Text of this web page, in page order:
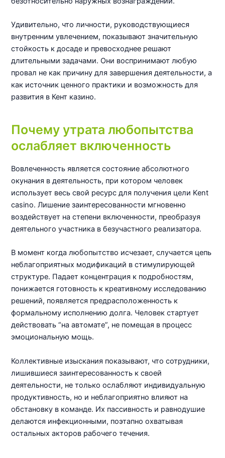
Удивительно, что личности, руководствующиеся
внутренним увлечением, показывают значительную
стойкость к досаде и превосходнее решают
длительными задачами. Они воспринимают любую
провал не как причину для завершения деятельности, а
как источник ценного практики и возможность для
развития в Кент казино.
Почему утрата любопытства
ослабляет включенность
Вовлеченность является состояние абсолютного
окунания в деятельность, при котором человек
использует весь свой ресурс для получения цели Kent
casino. Лишение заинтересованности мгновенно
воздействует на степени включенности, преобразуя
деятельного участника в безучастного реализатора.
В момент когда любопытство исчезает, случается цепь
неблагоприятных модификаций в стимулирующей
структуре. Падает концентрация к подробностям,
понижается готовность к креативному исследованию
решений, появляется предрасположенность к
формальному исполнению долга. Человек стартует
действовать “на автомате”, не помещая в процесс
эмоциональную мощь.
Коллективные изыскания показывают, что сотрудники,
лишившиеся заинтересованность к своей
деятельности, не только ослабляют индивидуальную
продуктивность, но и неблагоприятно влияют на
обстановку в команде. Их пассивность и равнодушие
делаются инфекционными, поэтапно охватывая
остальных акторов рабочего течения.